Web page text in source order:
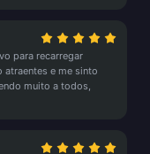
para recarregar
e me sinto
muito a todos,